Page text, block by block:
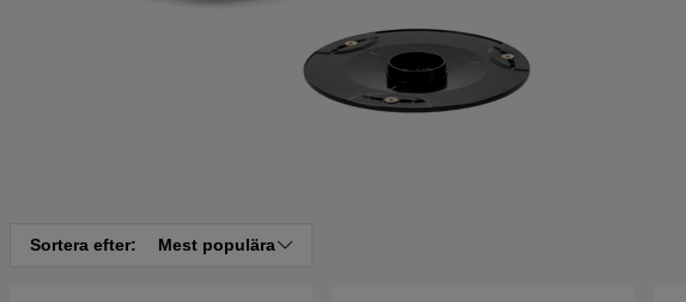
Sortera efter: Mest populära